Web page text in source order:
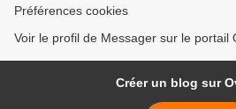
Préférences cookies
Voir le profil de Messager sur le portail
Créer un blog sur